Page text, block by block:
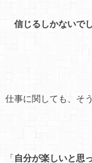
信じるしかないでし
仕事に関しても、そう
「自分が楽しいと思